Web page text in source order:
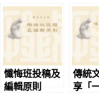
懺悔班投稿及
編輯原則
傳統
享「一